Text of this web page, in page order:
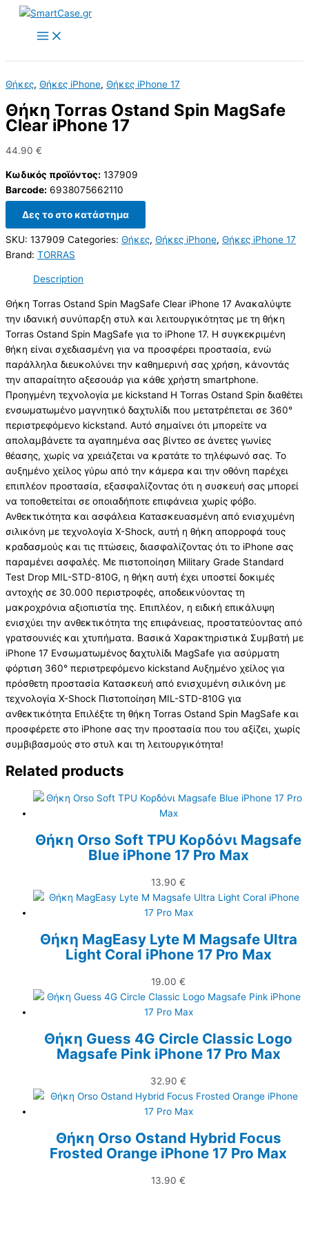
Skip
content
Θήκες, Θήκες iPhone, Θήκες iPhone 17
Θήκη Torras Ostand Spin MagSafe
Clear iPhone 17
44.90 €
Κωδικός προϊόντος: 137909
Barcode: 6938075662110
Δες το στο κατάστημα
SKU: 137909 Categories: Θήκες, Θήκες iPhone, Θήκες iPhone 17
Brand: TORRAS
Description
Θήκη Torras Ostand Spin MagSafe Clear iPhone 17 Ανακαλύψτε
την ιδανική συνύπαρξη στυλ και λειτουργικότητας με τη θήκη
Torras Ostand Spin MagSafe για το iPhone 17. Η συγκεκριμένη
θήκη είναι σχεδιασμένη για να προσφέρει προστασία, ενώ
παράλληλα διευκολύνει την καθημερινή σας χρήση, κάνοντάς
την απαραίτητο αξεσουάρ για κάθε χρήστη smartphone.
Προηγμένη τεχνολογία με kickstand Η Torras Ostand Spin διαθέτει
ενσωματωμένο μαγνητικό δαχτυλίδι που μετατρέπεται σε 360°
περιστρεφόμενο kickstand. Αυτό σημαίνει ότι μπορείτε να
απολαμβάνετε τα αγαπημένα σας βίντεο σε άνετες γωνίες
θέασης, χωρίς να χρειάζεται να κρατάτε το τηλέφωνό σας. Το
αυξημένο χείλος γύρω από την κάμερα και την οθόνη παρέχει
επιπλέον προστασία, εξασφαλίζοντας ότι η συσκευή σας μπορεί
να τοποθετείται σε οποιαδήποτε επιφάνεια χωρίς φόβο.
Ανθεκτικότητα και ασφάλεια Κατασκευασμένη από ενισχυμένη
σιλικόνη με τεχνολογία X-Shock, αυτή η θήκη απορροφά τους
κραδασμούς και τις πτώσεις, διασφαλίζοντας ότι το iPhone σας
παραμένει ασφαλές. Με πιστοποίηση Military Grade Standard
Test Drop MIL-STD-810G, η θήκη αυτή έχει υποστεί δοκιμές
αντοχής σε 30.000 περιστροφές, αποδεικνύοντας τη
μακροχρόνια αξιοπιστία της. Επιπλέον, η ειδική επικάλυψη
ενισχύει την ανθεκτικότητα της επιφάνειας, προστατεύοντας από
γρατσουνιές και χτυπήματα. Βασικά Χαρακτηριστικά Συμβατή με
iPhone 17 Ενσωματωμένος δαχτυλίδι MagSafe για ασύρματη
φόρτιση 360° περιστρεφόμενο kickstand Αυξημένο χείλος για
πρόσθετη προστασία Κατασκευή από ενισχυμένη σιλικόνη με
τεχνολογία X-Shock Πιστοποίηση MIL-STD-810G για
ανθεκτικότητα Επιλέξτε τη θήκη Torras Ostand Spin MagSafe και
προσφέρετε στο iPhone σας την προστασία που του αξίζει, χωρίς
συμβιβασμούς στο στυλ και τη λειτουργικότητα!
Related products
Θήκη Orso Soft TPU Κορδόνι Magsafe
Blue iPhone 17 Pro Max
13.90 €
Θήκη MagEasy Lyte M Magsafe Ultra
Light Coral iPhone 17 Pro Max
19.00 €
Θήκη Guess 4G Circle Classic Logo
Magsafe Pink iPhone 17 Pro Max
32.90 €
Θήκη Orso Ostand Hybrid Focus
Frosted Orange iPhone 17 Pro Max
13.90 €